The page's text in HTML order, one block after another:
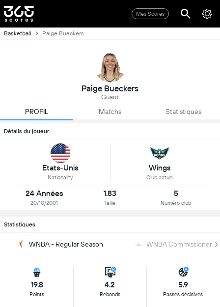
Mes Scores
Basketball Paige Bueckers
Paige Bueckers
Guard
PROFIL Matchs Statistiques
Détails du joueur
Etats-Unis
Nationality
Wings
Club actuel
24 Années
20/10/2001
1.83
Taille
5
Numéro club
Statistiques
WNBA - Regular Season WNBA Commissioner's
19.8
Points
4.2
Rebonds
5.9
Passes décisives